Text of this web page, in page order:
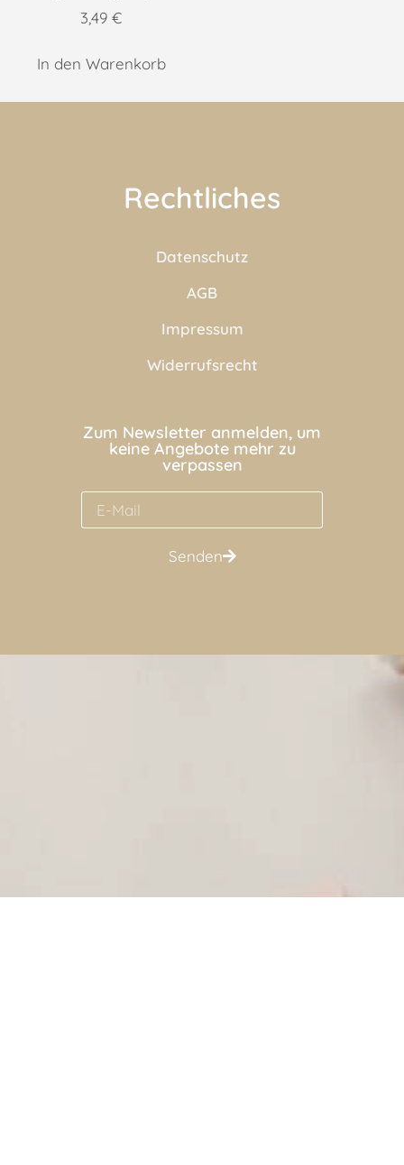
3,49 €
In den Warenkorb
Rechtliches
Datenschutz
AGB
Impressum
Widerrufsrecht
Zum Newsletter anmelden, um
keine Angebote mehr zu
verpassen
Senden